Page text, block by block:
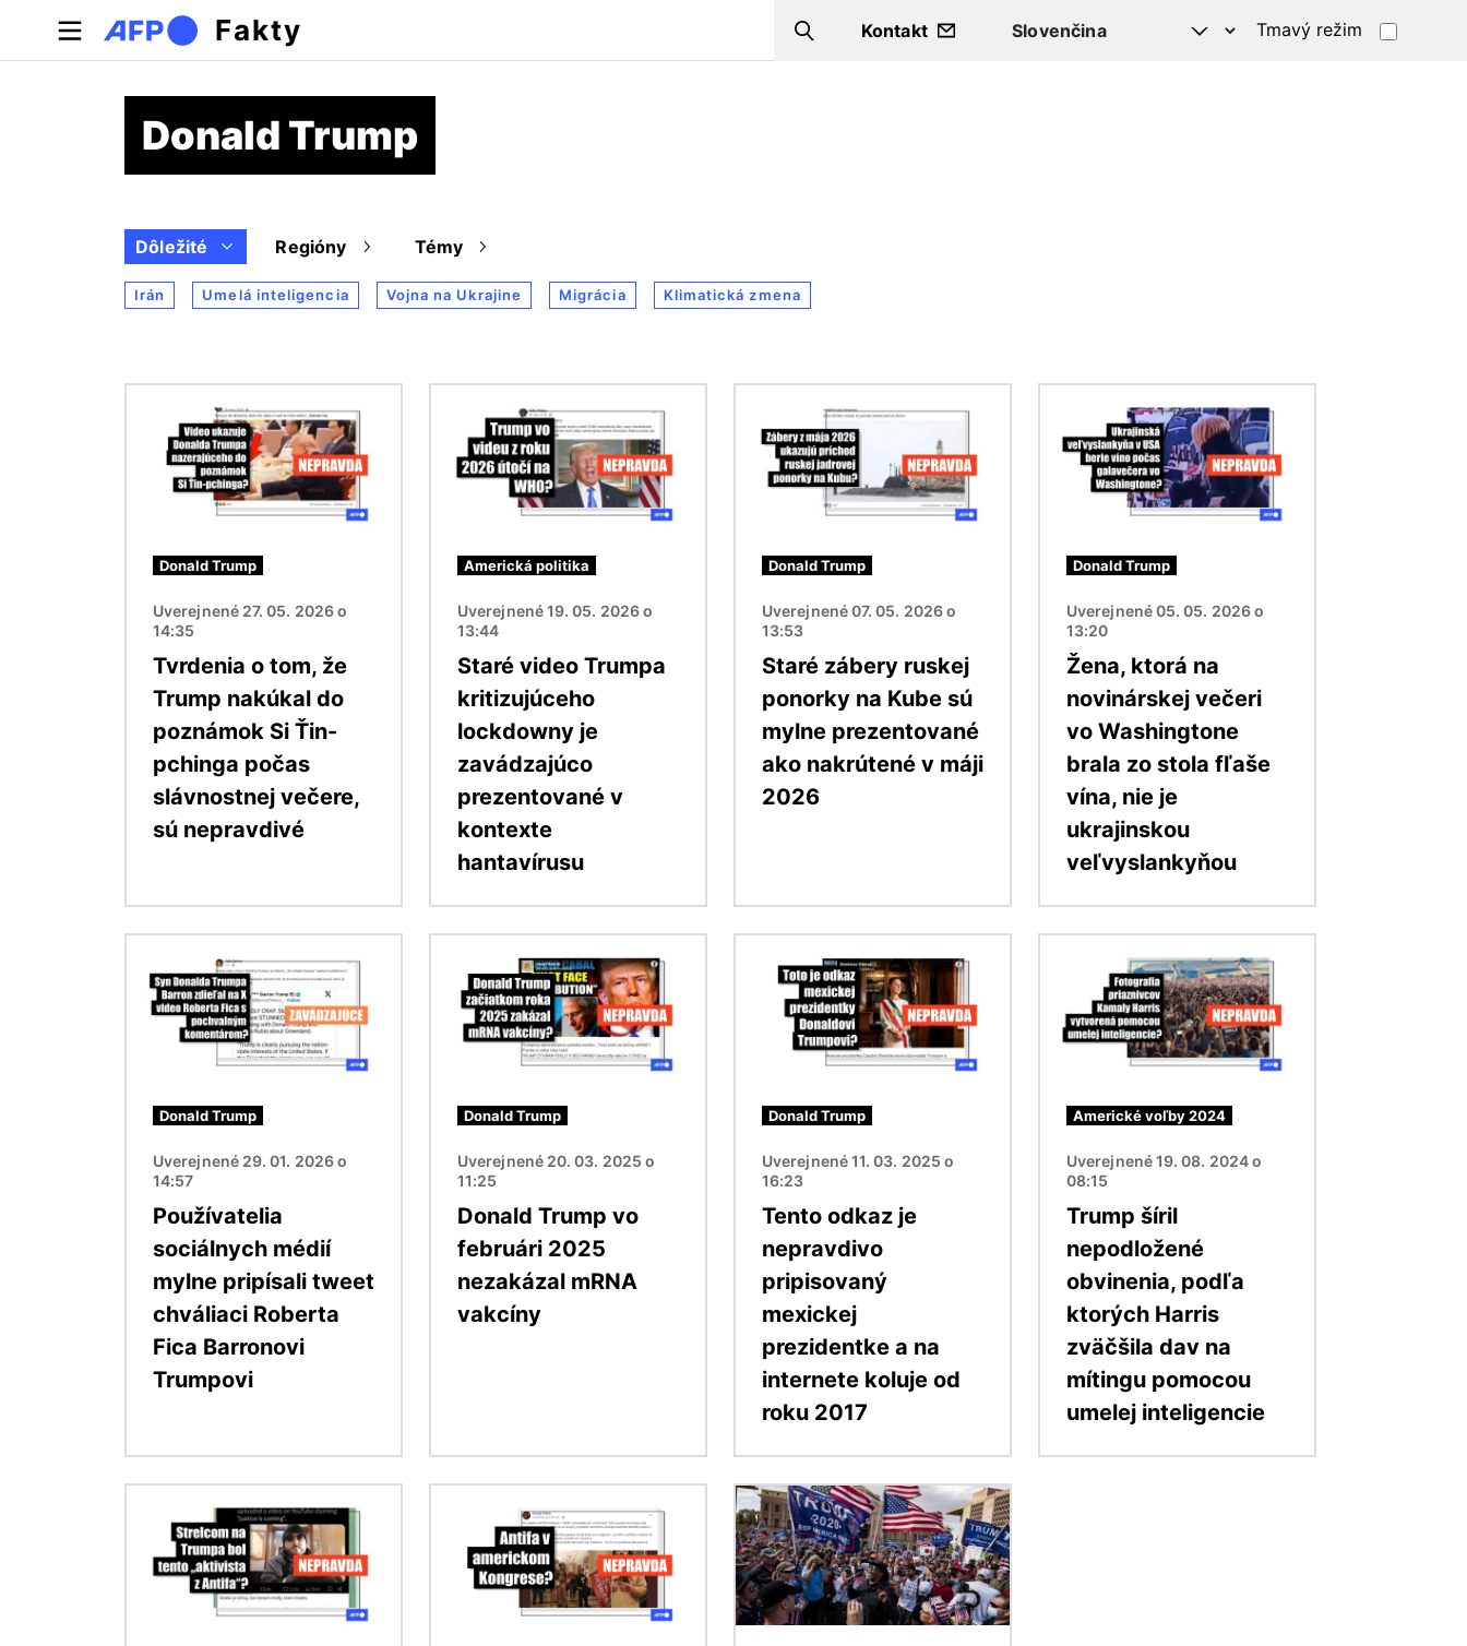
Skočiť na hlavný obsah
Fakty Search
Kontakt Tmavý režim
Donald Trump
Dôležité Regióny Témy
Irán Umelá inteligencia Vojna na Ukrajine Migrácia Klimatická zmena
Donald Trump
Uverejnené 27. 05. 2026 o
14:35
Tvrdenia o tom, že
Trump nakúkal do
poznámok Si Ťin-
pchinga počas
slávnostnej večere,
sú nepravdivé
Americká politika
Uverejnené 19. 05. 2026 o
13:44
Staré video Trumpa
kritizujúceho
lockdowny je
zavádzajúco
prezentované v
kontexte
hantavírusu
Donald Trump
Uverejnené 07. 05. 2026 o
13:53
Staré zábery ruskej
ponorky na Kube sú
mylne prezentované
ako nakrútené v máji
2026
Donald Trump
Uverejnené 05. 05. 2026 o
13:20
Žena, ktorá na
novinárskej večeri
vo Washingtone
brala zo stola fľaše
vína, nie je
ukrajinskou
veľvyslankyňou
Donald Trump
Uverejnené 29. 01. 2026 o
14:57
Používatelia
sociálnych médií
mylne pripísali tweet
chváliaci Roberta
Fica Barronovi
Trumpovi
Donald Trump
Uverejnené 20. 03. 2025 o
11:25
Donald Trump vo
februári 2025
nezakázal mRNA
vakcíny
Donald Trump
Uverejnené 11. 03. 2025 o
16:23
Tento odkaz je
nepravdivo
pripisovaný
mexickej
prezidentke a na
internete koluje od
roku 2017
Americké voľby 2024
Uverejnené 19. 08. 2024 o
08:15
Trump šíril
nepodložené
obvinenia, podľa
ktorých Harris
zväčšila dav na
mítingu pomocou
umelej inteligencie
Obrázok